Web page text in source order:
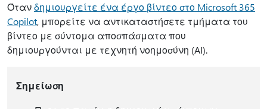
Ότανδημιουργείτε ένα έργο βίντεο στο Microsoft 365
Copilot, μπορείτε να αντικαταστήσετε τμήματα του
βίντεο με σύντομα αποσπάσματα που
δημιουργούνται με τεχνητή νοημοσύνη (AI).
Σημείωση